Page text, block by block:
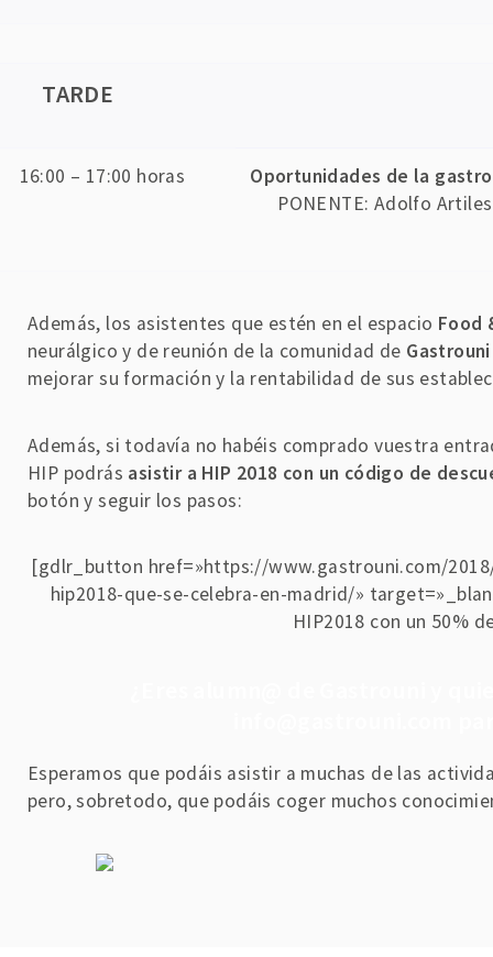
TARDE
16:00 – 17:00 horas
Oportunidades de la
PONENTE: Adolfo
Además, los asistentes que estén en el espacio Food
neurálgico y de reunión de la comunidad de Gastrouni
mejorar su formación y la rentabilidad de sus
Además, si todavía no habéis comprado vuestra
HIP podrás asistir a HIP 2018 con un código de
botón y seguir los pasos:
[gdlr_button href=»https://www.gastrouni.com/
hip2018-que-se-celebra-en-madrid/»
HIP2018 con un 50%
Esperamos que podáis asistir a muchas de las
pero, sobretodo, que podáis coger muchos